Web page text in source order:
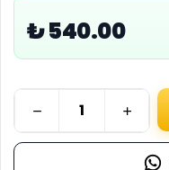
₺ 540.00